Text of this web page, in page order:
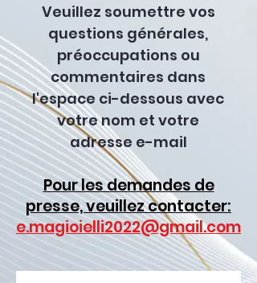
Veuillez soumettre vos
questions générales,
préoccupations ou
commentaires dans
l'espace ci-dessous avec
votre nom et votre
adresse e-mail
Pour les demandes de
presse, veuillez contacter:
e.magioielli2022@gmail.com